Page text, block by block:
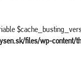
files/wp-content/